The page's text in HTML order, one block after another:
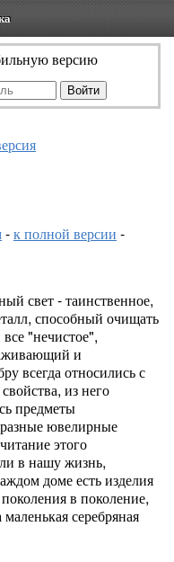
версию
-к полной версии -
свет - таинственное,
способный очищать
"нечистое",
и
всегда относились с
из него
предметы
ювелирные
этого
в нашу жизнь,
доме есть изделия
в поколение,
серебряная